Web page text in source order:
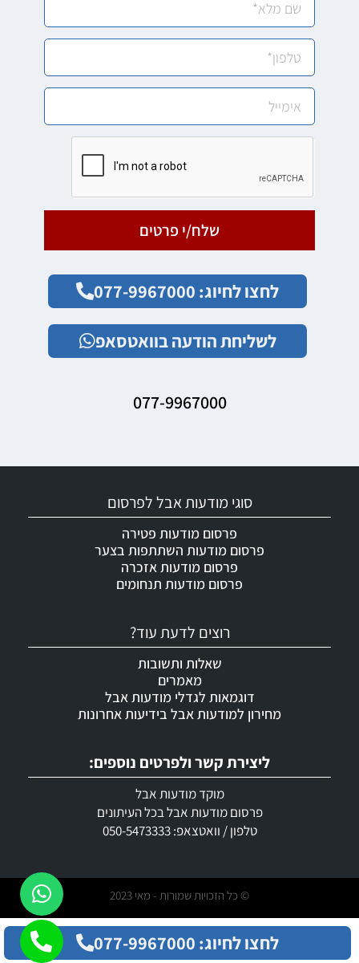
שלח/י פרטים
לחצו לחיוג: 077-9967000
לשליחת הודעה בוואטסאפ
077-9967000
ליצירת קשר ולפרטים נוספים:
מוקד מודעות אבל
פרסום מודעות אבל בכל העיתונים
טלפון / וואטצאפ: 050-5473333
רוצים לדעת עוד?
שאלות ותשובות
מאמרים
דוגמאות לגדלי מודעות אבל
מחירון למודעות אבל בידיעות אחרונות
סוגי מודעות אבל לפרסום
פרסום מודעות פטירה
פרסום מודעות השתתפות בצער
פרסום מודעות אזכרה
פרסום מודעות תנחומים
© כל הזכויות שמורות - מאי 2023
לחצו לחיוג: 077-9967000